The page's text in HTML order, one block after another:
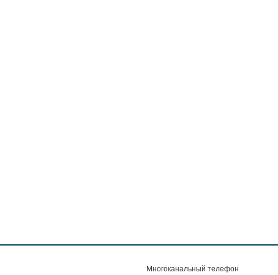
Многоканальный телефон